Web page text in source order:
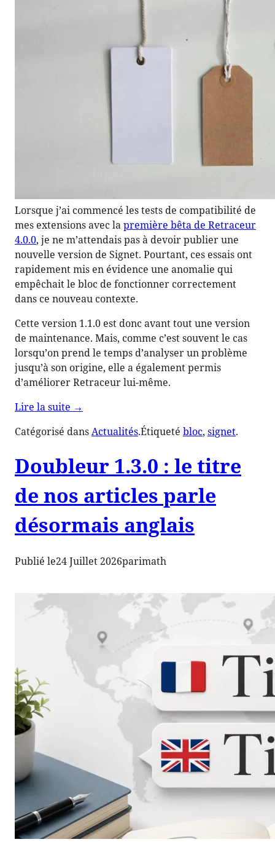
Lorsque j’ai commencé les tests de compatibilité de
mes extensions avec lapremière bêta de Retraceur
4.0.0, je ne m’attendais pas à devoir publier une
nouvelle version de Signet. Pourtant, ces essais ont
rapidement mis en évidence une anomalie qui
empêchait le bloc de fonctionner correctement
dans ce nouveau contexte.
Cette version 1.1.0 est donc avant tout une version
de maintenance. Mais, comme c’est souvent le cas
lorsqu’on prend le temps d’analyser un problème
jusqu’à son origine, elle a également permis
d’améliorer Retraceur lui-même.
Lire la suite de
1.1.0 »
→
Catégorisé dansActualités.Étiqueté bloc, signet.
Doubleur 1.3.0 : le titre
de nos articles parle
désormais anglais
Publié le24 Juillet 2026parimath